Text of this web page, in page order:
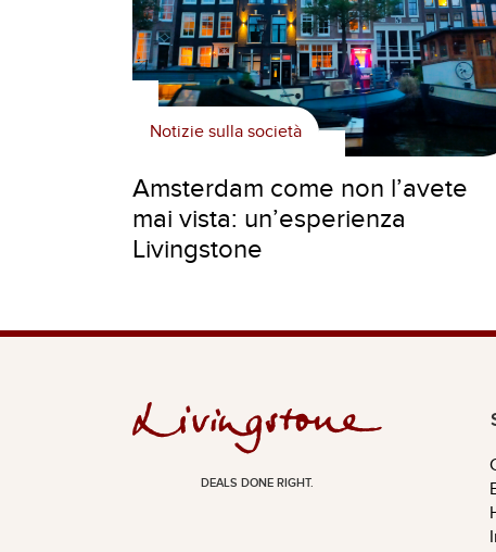
Notizie sulla società
Amsterdam come non l’avete
mai vista: un’esperienza
Livingstone
DEALS DONE RIGHT.